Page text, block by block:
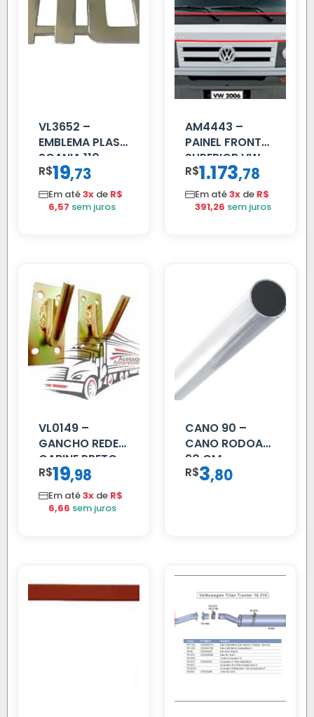
VL3652 –
EMBLEMA PLAST
SCANIA 110
CROMADO
R$19,73
Em até3x de R$
6,57 sem juros
AM4443 –
PAINEL FRONTAL
SUPERIOR VW
DELIVERY
R$1.173,78
Em até3x de R$
391,26 sem juros
VL0149 –
GANCHO REDE
CABINE PRETO
R$19,98
Em até3x de R$
6,66 sem juros
CANO 90 –
CANO RODOAR
90 CM
R$3,80